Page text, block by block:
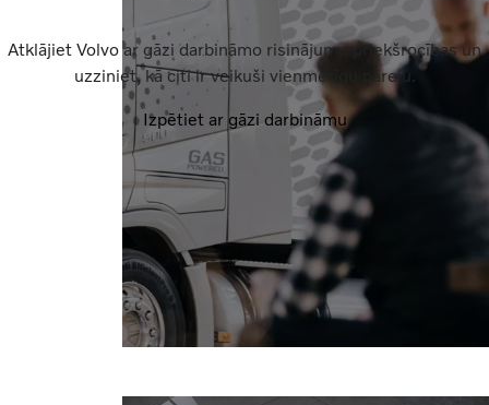
Atklājiet Volvo ar gāzi darbināmo risinājumu priekšrocības un
uzziniet, kā citi ir veikuši vienmērīgu pāreju.
Izpētiet ar gāzi darbināmu